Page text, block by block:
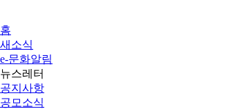
홈
새소식
e-문화알림
뉴스레터
공지사항
공모소식